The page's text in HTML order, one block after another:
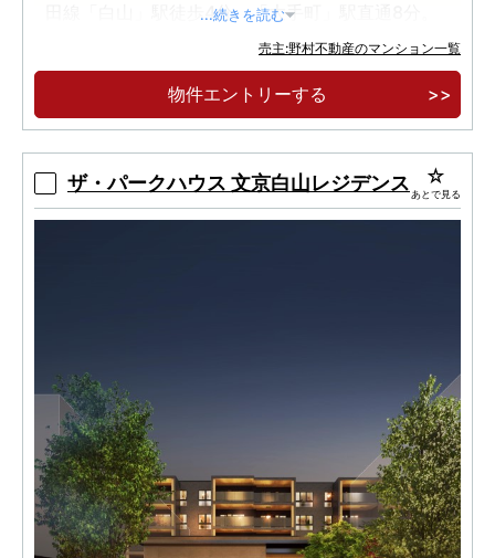
田線「白山」駅徒歩4分。「大手町」駅直通8分。
プライバシーを重視した1フロア最大5邸・角住
戸率80％以上。
2LDK・3LDK／70㎡超中心のゆとりあるプラ
...続きを読む
売主:野村不動産のマンション一覧
物件エントリーする
ザ・パークハウス 文京白山レジデンス あとで見る